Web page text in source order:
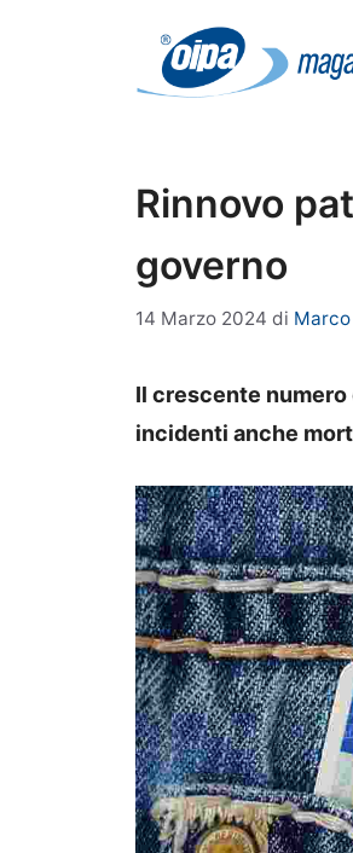
Rinnovo
governo
14 Marzo 2024 di
Il crescente numero
incidenti anche